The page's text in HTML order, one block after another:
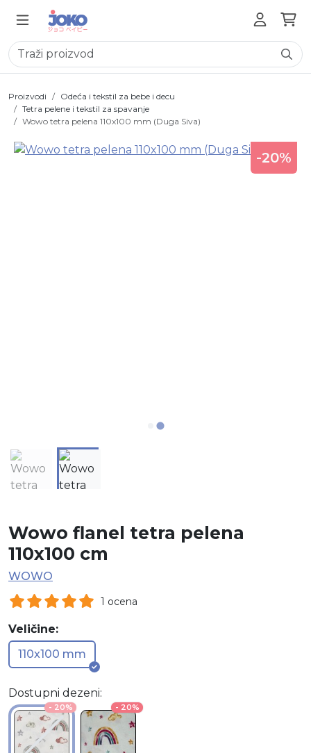
Proizvodi
Odeća i tekstil za bebe i decu
Tetra pelene i tekstil za spavanje
Wowo tetra pelena 110x100 mm (Duga Siva)
-20%
Wowo flanel tetra pelena
110x100 cm
WOWO
1 ocena
Veličine:
110x100 mm
Dostupni dezeni:
- 20% - 20%